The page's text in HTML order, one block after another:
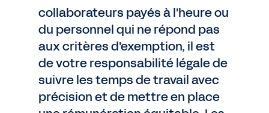
collaborateurs payés à l'heure ou
du personnel qui ne répond pas
aux critères d'exemption, il est
de votre responsabilité légale de
suivre les temps de travail avec
précision et de mettre en place